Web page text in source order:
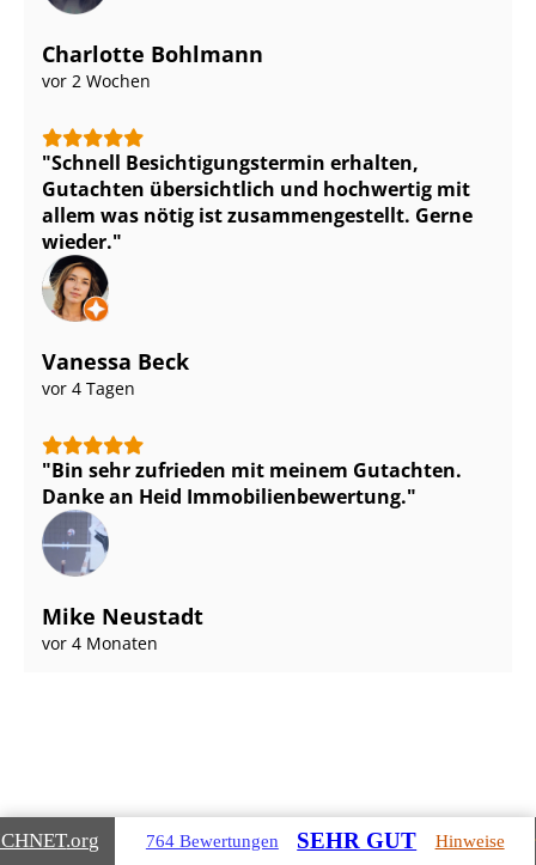
Charlotte Bohlmann
vor 2 Wochen
Schnell Be­sich­ti­gungs­ter­min erhalten,
Gutachten übersichtlich und hochwertig mit
allem was nötig ist zu­sam­men­ge­stellt. Gerne
wieder.
Vanessa Beck
vor 4 Tagen
Bin sehr zufrieden mit meinem Gutachten.
Danke an Heid Im­mo­bi­li­en­be­wer­tung.
Mike Neustadt
vor 4 Monaten
Gebäudearten, die wir für Sie
.org 764 Bewertungen SEHR GUT Hinweise